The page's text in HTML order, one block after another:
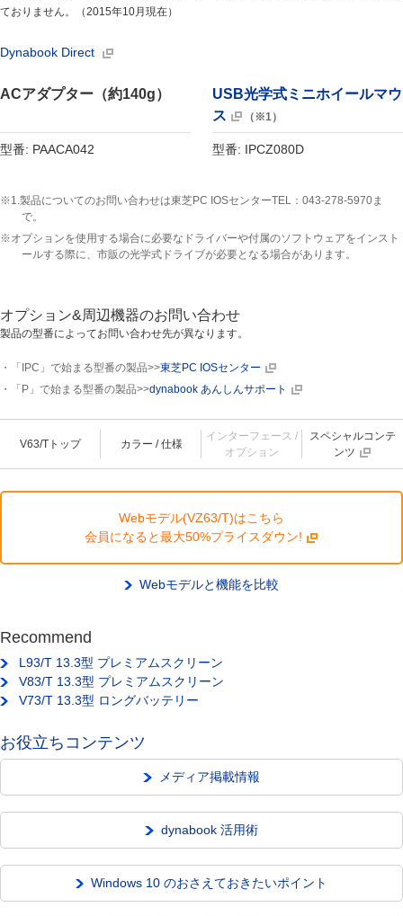
ておりません。（2015年10月現在）
Dynabook Direct
ACアダプター（約140g）
型番: PAACA042
USB光学式ミニホイールマウ
ス
（※1）
型番: IPCZ080D
※1.製品についてのお問い合わせは東芝PC IOSセンターTEL：043-278-5970ま
で。
※オプションを使用する場合に必要なドライバーや付属のソフトウェアをインスト
ールする際に、市販の光学式ドライブが必要となる場合があります。
オプション&周辺機器のお問い合わせ
製品の型番によってお問い合わせ先が異なります。
・「IPC」で始まる型番の製品>>東芝PC IOSセンター
・「P」で始まる型番の製品>>dynabook あんしんサポート
V63/Tトップ カラー / 仕様
インターフェース /
オプション
スペシャルコンテ
ンツ
Webモデル(VZ63/T)はこちら
会員になると最大50%プライスダウン!
Webモデルと機能を比較
Recommend
L93/T 13.3型 プレミアムスクリーン
V83/T 13.3型 プレミアムスクリーン
V73/T 13.3型 ロングバッテリー
お役立ちコンテンツ
メディア掲載情報
dynabook 活用術
Windows 10 のおさえておきたいポイント